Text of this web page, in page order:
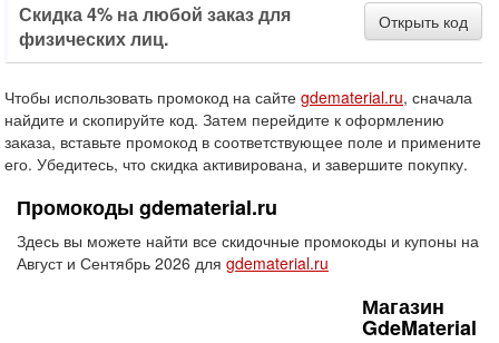
Скидка 4% на любой заказ для
физических лиц.
Открыть код
Чтобы использовать промокод на сайте gdematerial.ru, сначала
найдите и скопируйте код. Затем перейдите к оформлению
заказа, вставьте промокод в соответствующее поле и примените
его. Убедитесь, что скидка активирована, и завершите покупку.
Промокоды gdematerial.ru
Здесь вы можете найти все скидочные промокоды и купоны на
Август и Сентябрь 2026 для gdematerial.ru
Магазин
GdeMaterial